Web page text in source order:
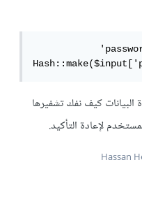
            'password' =>
كيف نفك تشفيرها
لإعادة التأكيد.